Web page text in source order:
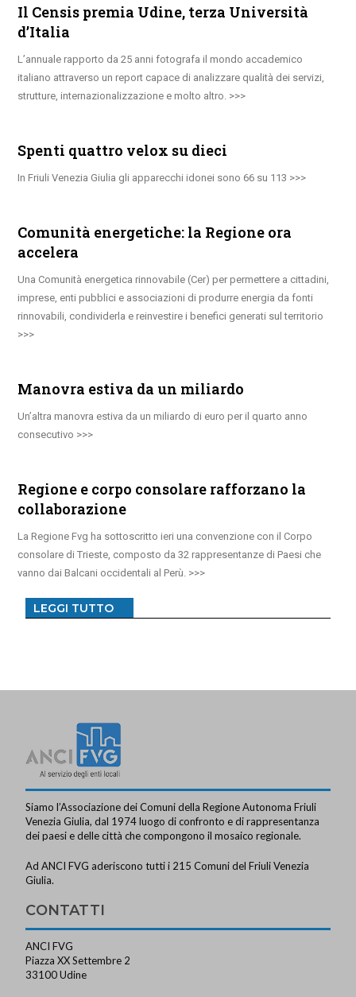
Il Censis premia Udine, terza Università
d’Italia
L’annuale rapporto da 25 anni fotografa il mondo accademico
italiano attraverso un report capace di analizzare qualità dei servizi,
strutture, internazionalizzazione e molto altro.
Spenti quattro velox su dieci
In Friuli Venezia Giulia gli apparecchi idonei sono 66 su 113
Comunità energetiche: la Regione ora
accelera
Una Comunità energetica rinnovabile (Cer) per permettere a cittadini,
imprese, enti pubblici e associazioni di produrre energia da fonti
rinnovabili, condividerla e reinvestire i benefici generati sul territorio
Manovra estiva da un miliardo
Un’altra manovra estiva da un miliardo di euro per il quarto anno
consecutivo
Regione e corpo consolare rafforzano la
collaborazione
La Regione Fvg ha sottoscritto ieri una convenzione con il Corpo
consolare di Trieste, composto da 32 rappresentanze di Paesi che
vanno dai Balcani occidentali al Perù.
LEGGI TUTTO
Siamo l’Associazione dei Comuni della Regione Autonoma Friuli
Venezia Giulia, dal 1974 luogo di confronto e di rappresentanza
dei paesi e delle città che compongono il mosaico regionale.
Ad ANCI FVG aderiscono tutti i 215 Comuni del Friuli Venezia
Giulia.
CONTATTI
ANCI FVG
Piazza XX Settembre 2
33100 Udine